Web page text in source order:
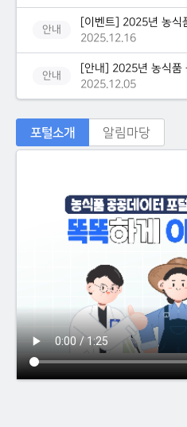
안내
[이벤트] 2025년 농식품 공
2025.12.16
안내
[안내] 2025년 농식품 공공데
2025.12.05
포털소개 알림마당